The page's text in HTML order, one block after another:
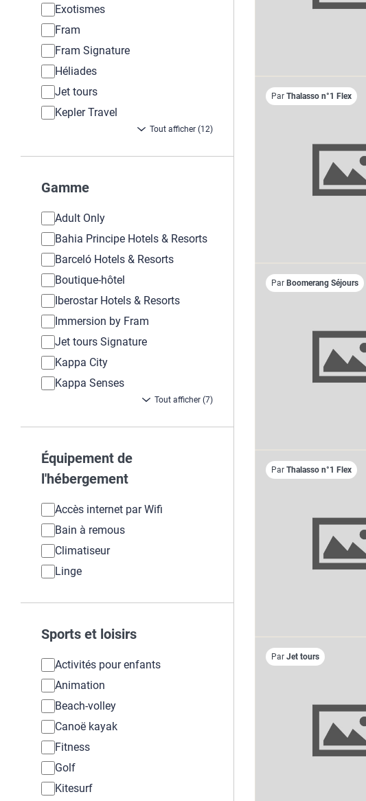
Exotismes
Fram
Fram Signature
Héliades
Jet tours
Kepler Travel
Tout afficher (12)
Gamme
Adult Only
Bahia Principe Hotels & Resorts
Barceló Hotels & Resorts
Boutique-hôtel
Iberostar Hotels & Resorts
Immersion by Fram
Jet tours Signature
Kappa City
Kappa Senses
Tout afficher (7)
Équipement de
l'hébergement
Accès internet par Wifi
Bain à remous
Climatiseur
Linge
Sports et loisirs
Activités pour enfants
Animation
Beach-volley
Canoë kayak
Fitness
Golf
Kitesurf
Par Thalasso n°1 Flex
Par Boomerang Séjours
Par Thalasso n°1 Flex
Par Jet tours